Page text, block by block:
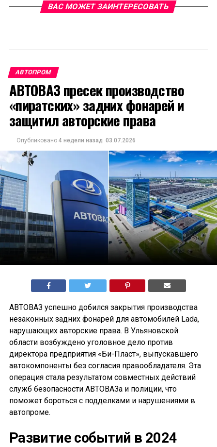
ВАС МОЖЕТ ЗАИНТЕРЕСОВАТЬ
АВТОПРОМ
АВТОВАЗ пресек производство
«пиратских» задних фонарей и
защитил авторские права
Опубликовано 4 недели назад 03.07.2026
АВТОВАЗ успешно добился закрытия производства
незаконных задних фонарей для автомобилей Lada,
нарушающих авторские права. В Ульяновской
области возбуждено уголовное дело против
директора предприятия «Би-Пласт», выпускавшего
автокомпоненты без согласия правообладателя. Эта
операция стала результатом совместных действий
служб безопасности АВТОВАЗа и полиции, что
поможет бороться с подделками и нарушениями в
автопроме.
Развитие событий в 2024